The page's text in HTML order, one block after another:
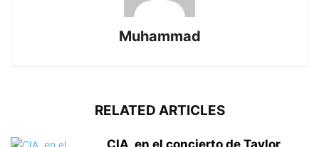
Muhammad
RELATED ARTICLES